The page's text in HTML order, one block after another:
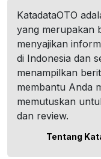
KatadataOTO
yang merupakan
menyajikan
di Indonesia dan
menampilkan
membantu Anda
memutuskan
dan review.
Tentang